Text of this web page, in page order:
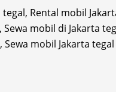
Rental mobil
mobil di Jakarta
mobil Jakarta tegal